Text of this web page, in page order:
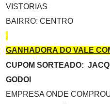
VISTORIAS
BAIRRO: CENTRO
GANHADORA DO VALE
CUPOM SORTEADO:
GODOI
EMPRESA ONDE